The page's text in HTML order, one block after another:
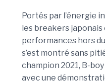
Portés par l’énergie
les breakers
performances hors
s’est montré sans
champion 2021, B-
avec une